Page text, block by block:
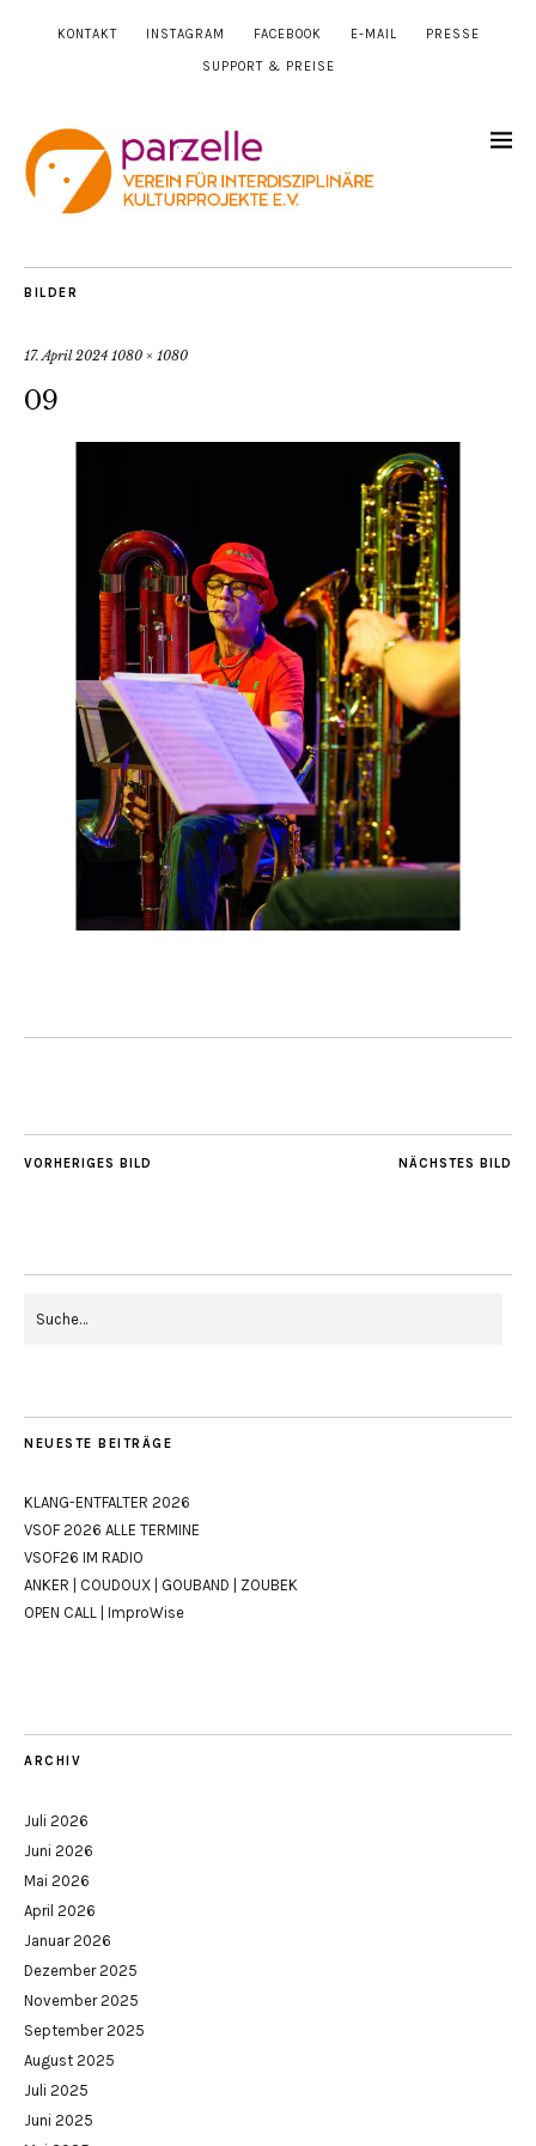
KONTAKT INSTAGRAM FACEBOOK E-MAIL PRESSE
SUPPORT & PREISE
BILDER
17. April 2024 1080 × 1080
09
NÄCHSTES BILD
VORHERIGES BILD
NEUESTE BEITRÄGE
KLANG-ENTFALTER 2026
VSOF 2026 ALLE TERMINE
VSOF26 IM RADIO
ANKER | COUDOUX | GOUBAND | ZOUBEK
OPEN CALL | ImproWise
ARCHIV
Juli 2026
Juni 2026
Mai 2026
April 2026
Januar 2026
Dezember 2025
November 2025
September 2025
August 2025
Juli 2025
Juni 2025